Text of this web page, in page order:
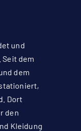
und
dem
dem
Dort
den
Kleidung